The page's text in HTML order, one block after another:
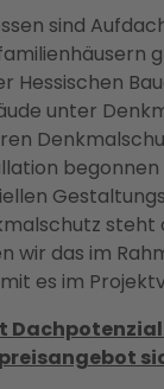
sind
Hessischen
unter
steht
wir das im
es im
Dachpotenzial